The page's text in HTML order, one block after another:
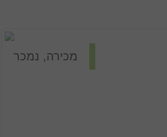
מכירה, נמכר